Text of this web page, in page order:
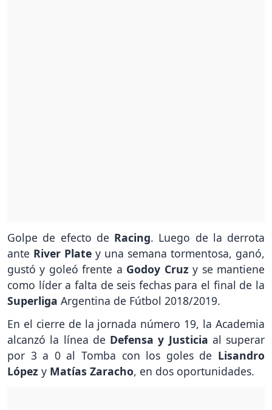
Golpe de efecto de Racing. Luego de la derrota
ante River Plate y una semana tormentosa, ganó,
gustó y goleó frente a Godoy Cruz y se mantiene
como líder a falta de seis fechas para el final de la
Superliga Argentina de Fútbol 2018/2019.
En el cierre de la jornada número 19, la Academia
alcanzó la línea de Defensa y Justicia al superar
por 3 a 0 al Tomba con los goles de Lisandro
López y Matías Zaracho, en dos oportunidades.